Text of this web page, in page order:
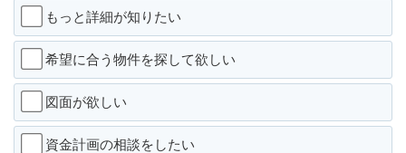
もっと詳細が知りたい
希望に合う物件を探して欲しい
図面が欲しい
資金計画の相談をしたい